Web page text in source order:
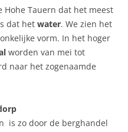
Hohe Tauern dat het meest
dat het water. We zien het
vorm. In het hoger
worden van mei tot
naar het zogenaamde
is zo door de berghandel